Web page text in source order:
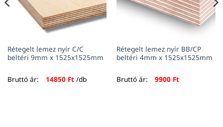
Rétegelt lemez nyír C/C
beltéri 9mm x 1525x1525mm
Bruttó ár: 14850 Ft/db
Rétegelt lemez nyír BB/CP
beltéri 4mm x 1525x1525mm
Bruttó ár: 9900 Ft